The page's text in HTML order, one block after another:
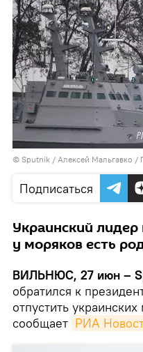
© Sputnik / Алексей Мальгавко /
Подписаться
Украинский
у моряков есть
ВИЛЬНЮС, 27 июн –
обратился к
отпустить
сообщает РИА